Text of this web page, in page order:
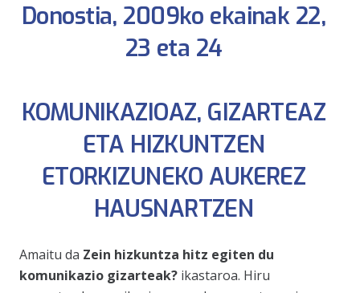
Donostia, 2009ko ekainak 22,
23 eta 24
KOMUNIKAZIOAZ, GIZARTEAZ
ETA HIZKUNTZEN
ETORKIZUNEKO AUKEREZ
HAUSNARTZEN
Amaitu da Zein hizkuntza hitz egiten du
komunikazio gizarteak? ikastaroa. Hiru